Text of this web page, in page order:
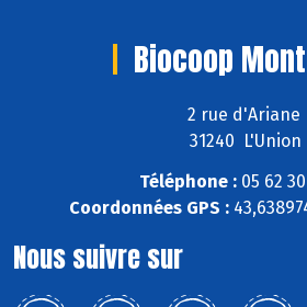
Biocoop
2 rue d'Ariane
31240 L'Union
Téléphone : 05 62
Coordonnées GPS :
Nous suivre sur